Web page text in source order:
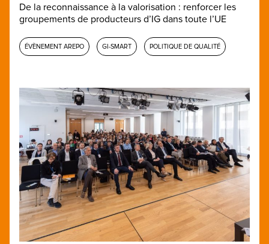
De la reconnaissance à la valorisation : renforcer les
groupements de producteurs d’IG dans toute l’UE
ÉVÈNEMENT AREPO GI-SMART POLITIQUE DE QUALITÉ